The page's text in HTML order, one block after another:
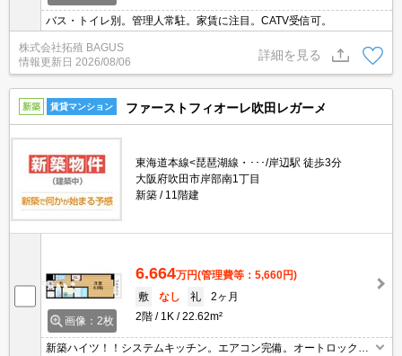
バス・トイレ別。管理人常駐。家賃に注目。CATV受信可。
株式会社拓殖 BAGUS
情報更新日 2026/08/06
詳細を見る
新築 賃貸マンション ファーストフィオーレ吹田レガーメ
東海道本線<琵琶湖線・･･･/岸辺駅 徒歩3分
大阪府吹田市岸部南1丁目
新築
11階建
画像：2枚
6.664万円(管理費等：5,660円)
敷
なし 礼
2ヶ月
2階
1K 22.62m²
新築ハイツ！！システムキッチン。エアコン完備。オートロック＆